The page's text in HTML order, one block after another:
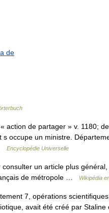
de
action de partager » v. 1180;
occupe un ministre.
Encyclopédie Universelle
un article plus
de métropole …
Wikipédia
7, opérations
avait été créé par Staline